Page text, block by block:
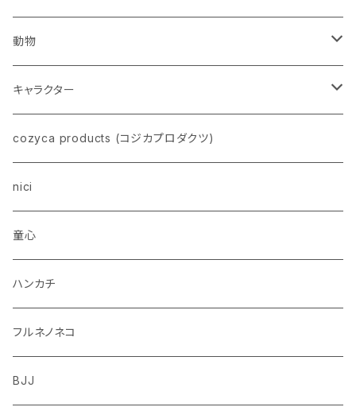
動物
ネコ
イヌ
トイプードル
柴犬
ウザギ
パンダ
リス
クマ
ゾウ
キャラクター
スヌーピー
モンチッチ
ムーミン
ちいかわ
ミッフィー
Richard Scarry (リチャード・スキャリー)
cozyca products (コジカプロダクツ)
nici
童心
ハンカチ
フルネノネコ
BJJ